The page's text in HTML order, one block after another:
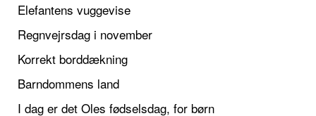
Elefantens vuggevise
Regnvejrsdag i november
Korrekt borddækning
Barndommens land
I dag er det Oles fødselsdag, for børn